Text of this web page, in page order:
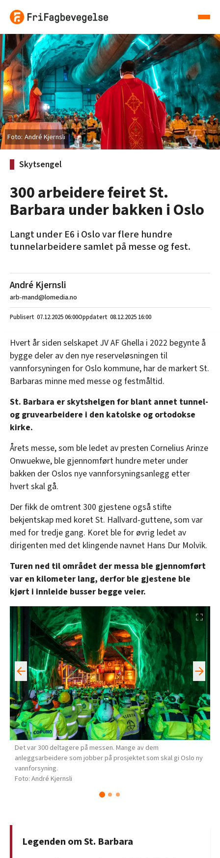
André Kjernsli
Skytsengel
300 arbeidere feiret St.
Barbara under bakken i Oslo
Langt under E6 i Oslo var flere hundre
tunnelarbeidere samlet på messe og fest.
André Kjernsli
arb-mand@lomedia.no
07.12.202506:00 08.12.2025 16:00
Hvert år siden selskapet JV AF Ghella i 2022 begynte å
bygge deler av den nye reserveløsningen til
vannforsyningen for Oslo kommune, har de markert St.
Barbaras minne med messe og festmåltid.
St. Barbara er skytshelgen for blant annet tunnel-
og gruvearbeidere i den katolske og ortodokse
kirke.
Årets messe, som ble ledet av presten Cornelius Arinze
Onwuekwe, ble gjennomført hundre meter under
bakken der Oslos nye vannforsyningsanlegg etter
hvert skal gå.
Der fikk de omtrent 300 gjestene også stifte
bekjentskap med koret St. Hallvard-guttene, som var
med for tredje gang. Koret ble for øvrig ledet av
dirigenten med det klingende navnet Hans Dur Molvik.
Turen ned til området der messa ble gjennomført
var en kilometer lang, derfor ble gjestene ble
kjørt i innleide busser begge veier.
Det var 300 deltagere på messen. Mange av dem
anleggsarbeidere som jobber på prosjektet som skal gi Oslo ny
vannforsyning.
André Kjernsli
Legenden om St. Barbara